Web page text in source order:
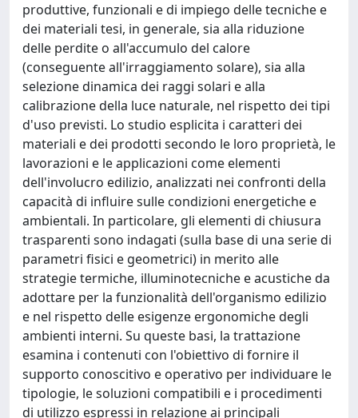
produttive, funzionali e di impiego delle tecniche e
dei materiali tesi, in generale, sia alla riduzione
delle perdite o all'accumulo del calore
(conseguente all'irraggiamento solare), sia alla
selezione dinamica dei raggi solari e alla
calibrazione della luce naturale, nel rispetto dei tipi
d'uso previsti. Lo studio esplicita i caratteri dei
materiali e dei prodotti secondo le loro proprietà, le
lavorazioni e le applicazioni come elementi
dell'involucro edilizio, analizzati nei confronti della
capacità di influire sulle condizioni energetiche e
ambientali. In particolare, gli elementi di chiusura
trasparenti sono indagati (sulla base di una serie di
parametri fisici e geometrici) in merito alle
strategie termiche, illuminotecniche e acustiche da
adottare per la funzionalità dell'organismo edilizio
e nel rispetto delle esigenze ergonomiche degli
ambienti interni. Su queste basi, la trattazione
esamina i contenuti con l'obiettivo di fornire il
supporto conoscitivo e operativo per individuare le
tipologie, le soluzioni compatibili e i procedimenti
di utilizzo espressi in relazione ai principali